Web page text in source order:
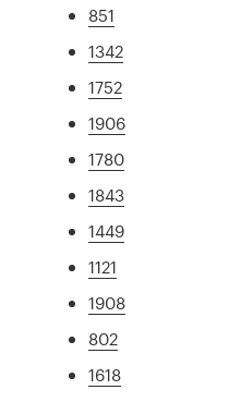
851
1342
1752
1906
1780
1843
1449
1121
1908
802
1618